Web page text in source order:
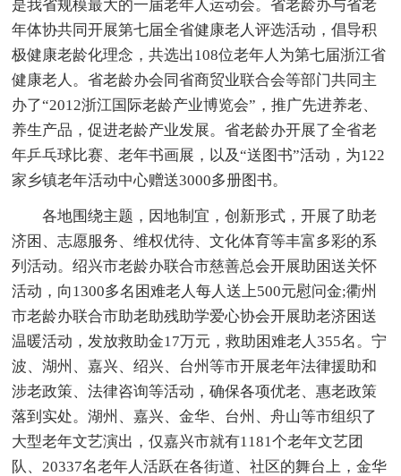
是我省规模最大的一届老年人运动会。省老龄办与省老
年体协共同开展第七届全省健康老人评选活动，倡导积
极健康老龄化理念，共选出108位老年人为第七届浙江省
健康老人。省老龄办会同省商贸业联合会等部门共同主
办了“2012浙江国际老龄产业博览会”，推广先进养老、
养生产品，促进老龄产业发展。省老龄办开展了全省老
年乒乓球比赛、老年书画展，以及“送图书”活动，为122
家乡镇老年活动中心赠送3000多册图书。
各地围绕主题，因地制宜，创新形式，开展了助老
济困、志愿服务、维权优待、文化体育等丰富多彩的系
列活动。绍兴市老龄办联合市慈善总会开展助困送关怀
活动，向1300多名困难老人每人送上500元慰问金;衢州
市老龄办联合市助老助残助学爱心协会开展助老济困送
温暖活动，发放救助金17万元，救助困难老人355名。宁
波、湖州、嘉兴、绍兴、台州等市开展老年法律援助和
涉老政策、法律咨询等活动，确保各项优老、惠老政策
落到实处。湖州、嘉兴、金华、台州、舟山等市组织了
大型老年文艺演出，仅嘉兴市就有1181个老年文艺团
队、20337名老年人活跃在各街道、社区的舞台上，金华